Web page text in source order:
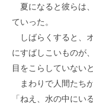
夏になると彼らは
ていった。
しばらくすると、
にすばしこいものが
目をこらしていない
まわりで人間たち
「ねえ、水の中にい